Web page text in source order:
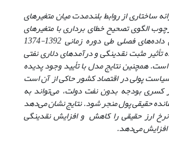
از روابط بلندمدت میان متغیرهای
الگوی تصحیح خطای برداری با متغیرهای
برای داده‌های فصلی طی دوره زمانی 1392-1374
مثبت نقدینگی و درآمدهای دلاری نفتی
همچنین نتایج مدل با تأیید وجود پدیده
پولی در اقتصاد کشور حاکی از آن است
کسری بودجه بدون نفت دولت، می‌تواند به
درصدی مانده حقیقی پول منجر شود. نتایج نشان می‌دهد
نرخ ارز حقیقی را کاهش و افزایش نقدینگی
افزایش می‌دهد.